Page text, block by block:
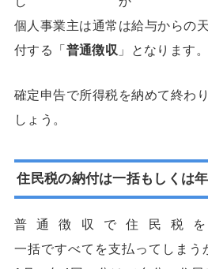
個人事業主は通常は給与からの
付する「普通徴収 」となります。
確定申告で所得税を納めて終わ
しょう。
住民税の納付は一括もしくは
普通徴収で住民税
一括ですべてを支払ってしまう